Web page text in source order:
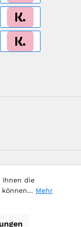
Ihnen die
Mehr